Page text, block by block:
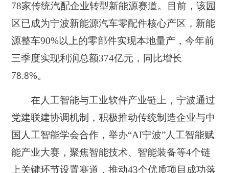
78家传统汽配企业转型新能源赛道。目前，该园
区已成为宁波新能源汽车零配件核心产区，新能
源整车90%以上的零部件实现本地量产，今年前
三季度实现利润总额374亿元，同比增长
78.8%。
在人工智能与工业软件产业链上，宁波通过
党建联建协调机制，积极推动传统制造企业与中
国人工智能学会合作，举办“AI宁波”人工智能赋
能产业大赛，聚焦智能技术、智能装备等4个链
上关键环节设置赛道，推动43个优质项目成功落